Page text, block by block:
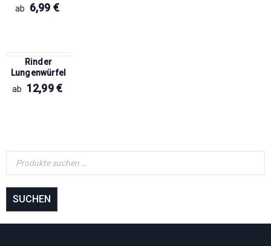
SUCHEN
ab
6,99 €
Rinder
Lungenwürfel
ab
12,99€